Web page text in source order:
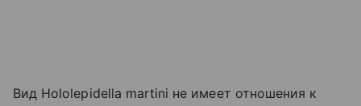
Вид Hololepidella martini не имеет отношения к